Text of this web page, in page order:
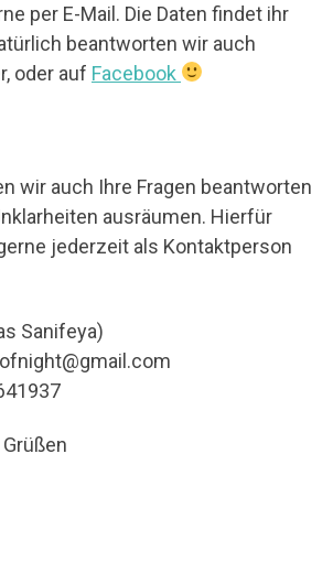
per E-Mail. Die Daten findet ihr
beantworten wir auch
oder auf Facebook
wir auch Ihre Fragen beantworten
ausräumen. Hierfür
jederzeit als Kontaktperson
Sanifeya)